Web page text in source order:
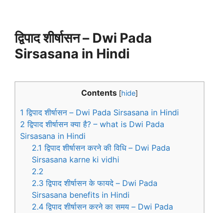
द्विपाद शीर्षासन – Dwi Pada
Sirsasana in Hindi
Contents [hide]
1 द्विपाद शीर्षासन – Dwi Pada Sirsasana in Hindi
2 द्विपाद शीर्षासन क्या है? – what is Dwi Pada
Sirsasana in Hindi
2.1 द्विपाद शीर्षासन करने की विधि – Dwi Pada
Sirsasana karne ki vidhi
2.2
2.3 द्विपाद शीर्षासन के फायदे – Dwi Pada
Sirsasana benefits in Hindi
2.4 द्विपाद शीर्षासन करने का समय – Dwi Pada